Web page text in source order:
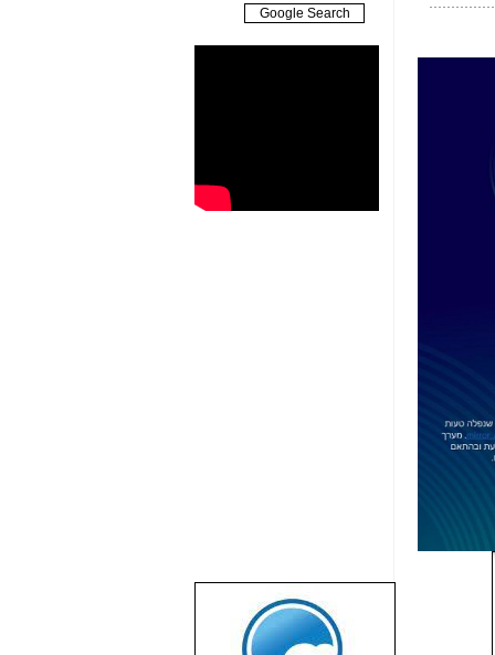
שבוע טוב לכל
הגולשים באשר
הם!!!